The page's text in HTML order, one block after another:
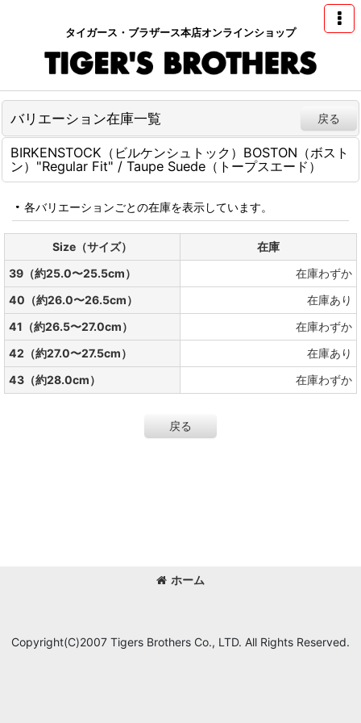
タイガース・ブラザース本店オンラインショップ
バリエーション在庫一覧 戻る
BIRKENSTOCK（ビルケンシュトック）BOSTON（ボスト
ン）"Regular Fit" / Taupe Suede（トープスエード）
各バリエーションごとの在庫を表示しています。
Size（サイズ）
在庫
39（約25.0〜25.5cm）
在庫わずか
40（約26.0〜26.5cm）
在庫あり
41（約26.5〜27.0cm）
在庫わずか
42（約27.0〜27.5cm）
在庫あり
43（約28.0cm）
在庫わずか
戻る
ホーム
Copyright(C)2007 Tigers Brothers Co., LTD. All Rights Reserved.